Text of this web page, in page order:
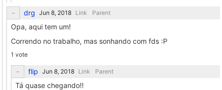
drg Link Parent
Opa, aqui tem um!
Correndo no trabalho, mas sonhando com fds :P
1 vote
flip Link Parent
Tá quase chegando!!